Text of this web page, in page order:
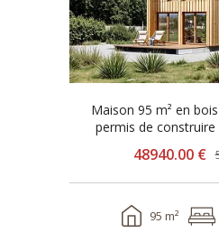
Maison 95 m² en
permis de construire
48940.00 €
95 m²